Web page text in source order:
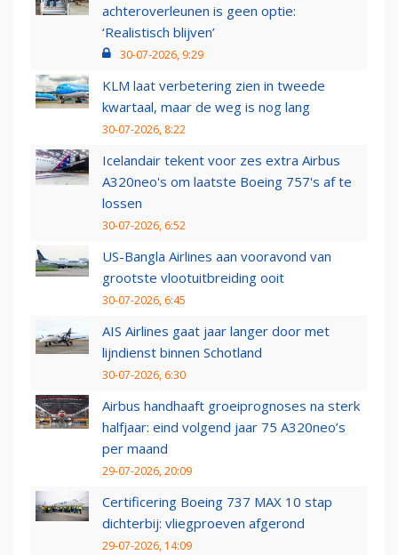
achteroverleunen is geen optie:
‘Realistisch blijven’
30-07-2026, 9:29
KLM laat verbetering zien in tweede
kwartaal, maar de weg is nog lang
30-07-2026, 8:22
Icelandair tekent voor zes extra Airbus
A320neo's om laatste Boeing 757's af te
lossen
30-07-2026, 6:52
US-Bangla Airlines aan vooravond van
grootste vlootuitbreiding ooit
30-07-2026, 6:45
AIS Airlines gaat jaar langer door met
lijndienst binnen Schotland
30-07-2026, 6:30
Airbus handhaaft groeiprognoses na sterk
halfjaar: eind volgend jaar 75 A320neo’s
per maand
29-07-2026, 20:09
Certificering Boeing 737 MAX 10 stap
dichterbij: vliegproeven afgerond
29-07-2026, 14:09